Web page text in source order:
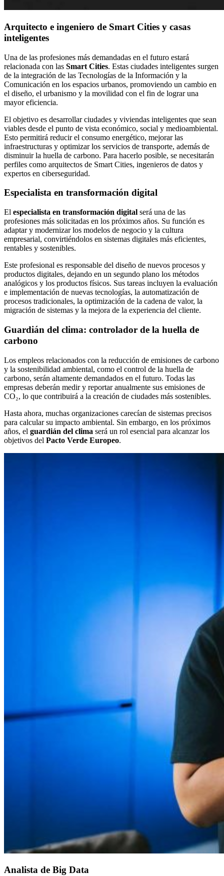
Arquitecto e ingeniero de Smart Cities y casas
inteligentes
Una de las profesiones más demandadas en el futuro estará
relacionada con las Smart Cities. Estas ciudades inteligentes surgen
de la integración de las Tecnologías de la Información y la
Comunicación en los espacios urbanos, promoviendo un cambio en
el diseño, el urbanismo y la movilidad con el fin de lograr una
mayor eficiencia.
El objetivo es desarrollar ciudades y viviendas inteligentes que sean
viables desde el punto de vista económico, social y medioambiental.
Esto permitirá reducir el consumo energético, mejorar las
infraestructuras y optimizar los servicios de transporte, además de
disminuir la huella de carbono. Para hacerlo posible, se necesitarán
perfiles como arquitectos de Smart Cities, ingenieros de datos y
expertos en ciberseguridad.
Especialista en transformación digital
El especialista en transformación digital será una de las
profesiones más solicitadas en los próximos años. Su función es
adaptar y modernizar los modelos de negocio y la cultura
empresarial, convirtiéndolos en sistemas digitales más eficientes,
rentables y sostenibles.
Este profesional es responsable del diseño de nuevos procesos y
productos digitales, dejando en un segundo plano los métodos
analógicos y los productos físicos. Sus tareas incluyen la evaluación
e implementación de nuevas tecnologías, la automatización de
procesos tradicionales, la optimización de la cadena de valor, la
migración de sistemas y la mejora de la experiencia del cliente.
Guardián del clima: controlador de la huella de
carbono
Los empleos relacionados con la reducción de emisiones de carbono
y la sostenibilidad ambiental, como el control de la huella de
carbono, serán altamente demandados en el futuro. Todas las
empresas deberán medir y reportar anualmente sus emisiones de
CO₂, lo que contribuirá a la creación de ciudades más sostenibles.
Hasta ahora, muchas organizaciones carecían de sistemas precisos
para calcular su impacto ambiental. Sin embargo, en los próximos
años, el guardián del clima será un rol esencial para alcanzar los
objetivos del Pacto Verde Europeo.
Analista de Big Data